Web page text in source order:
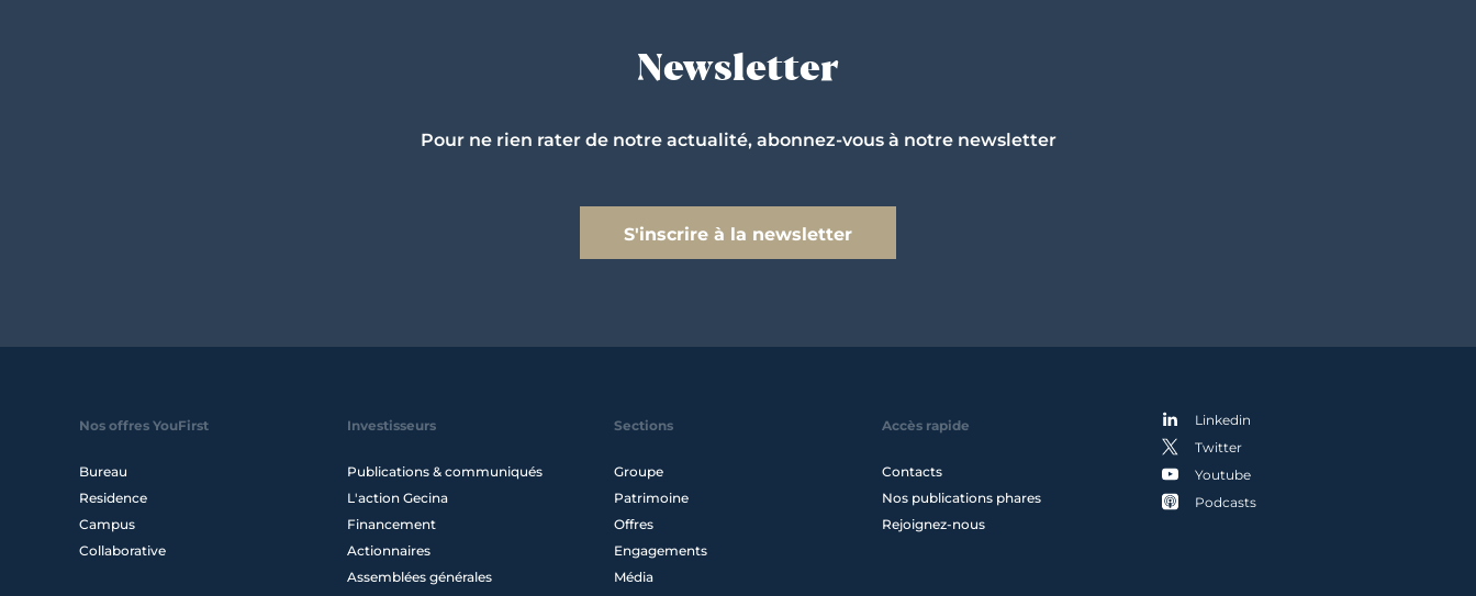
Newsletter
Pour ne rien rater de notre actualité, abonnez-vous à notre newsletter
S'inscrire à la newsletter
Nos offres YouFirst
Bureau
Residence
Campus
Collaborative
Investisseurs
Publications & communiqués
L'action Gecina
Financement
Actionnaires
Assemblées générales
Sections
Groupe
Patrimoine
Offres
Engagements
Média
Accès rapide
Contacts
Nos publications phares
Rejoignez-nous
Linkedin
Twitter
Youtube
Podcasts